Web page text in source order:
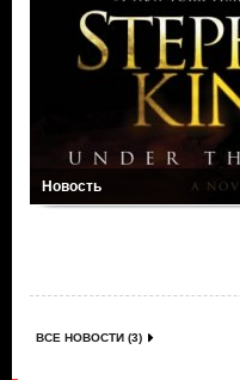
Новость
ВСЕ НОВОСТИ (3)